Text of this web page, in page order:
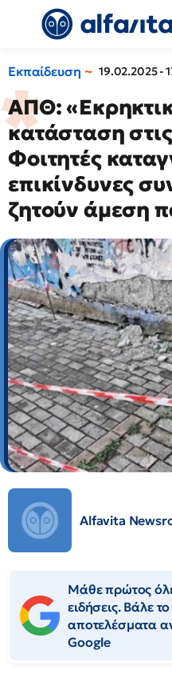
Εκπαίδευση 19.02.2025 -
ΑΠΘ:
κατάσταση
Φοιτητές
επικίνδυνες
ζητούν άμεση
Alfavita
Μάθε πρώτος
ειδήσεις. Βάλε
αποτελέσματα
Google